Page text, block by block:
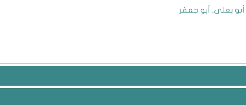
أبو يعلى, أبو جعفر